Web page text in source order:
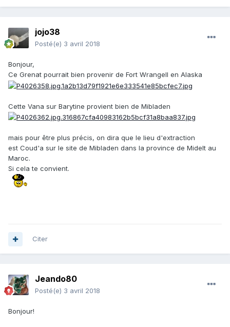
jojo38
Posté(e) 3 avril 2018
Bonjour,
Ce Grenat pourrait bien provenir de Fort Wrangell en Alaska
Cette Vana sur Barytine provient bien de Mibladen
mais pour être plus précis, on dira que le lieu d'extraction
est Coud'a sur le site de Mibladen dans la province de Midelt au
Maroc.
Si cela te convient.
Citer
Jeando80
Posté(e) 3 avril 2018
Bonjour!